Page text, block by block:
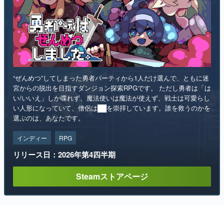
“ぜんめつ”してしまった勇者パーティから1人だけ選んで、ともに迷
宮からの脱出を目指すダンジョン探索RPGです。 ただし勇者は「は
い/いいえ」しか喋れず、魔法使いは魔法が使えず、戦士は可愛らし
い人形になっていて、僧侶は██を崇拝しています。誰を救うのかを
選ぶのは、あなたです。
インディー RPG
リリース日：2026年第4四半期
Steamストアページ